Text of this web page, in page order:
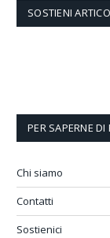
SOSTIENI
PER SAPERNE
Chi siamo
Contatti
Sostienici